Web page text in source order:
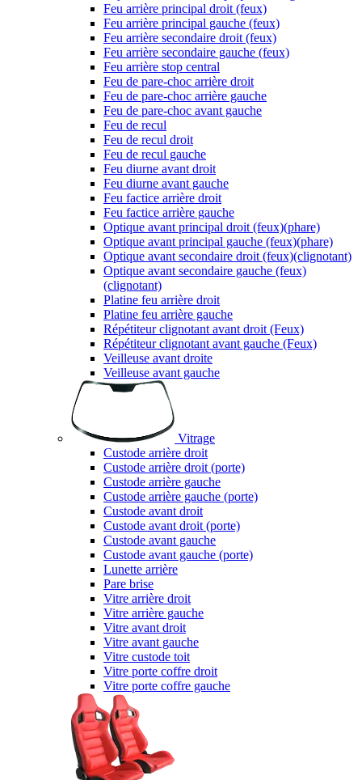
Feu arrière principal droit (feux)
Feu arrière principal gauche (feux)
Feu arrière secondaire droit (feux)
Feu arrière secondaire gauche (feux)
Feu arrière stop central
Feu de pare-choc arrière droit
Feu de pare-choc arrière gauche
Feu de pare-choc avant gauche
Feu de recul
Feu de recul droit
Feu de recul gauche
Feu diurne avant droit
Feu diurne avant gauche
Feu factice arrière droit
Feu factice arrière gauche
Optique avant principal droit (feux)(phare)
Optique avant principal gauche (feux)(phare)
Optique avant secondaire droit (feux)(clignotant)
Optique avant secondaire gauche (feux)
(clignotant)
Platine feu arrière droit
Platine feu arrière gauche
Répétiteur clignotant avant droit (Feux)
Répétiteur clignotant avant gauche (Feux)
Veilleuse avant droite
Veilleuse avant gauche
Vitrage
Custode arrière droit
Custode arrière droit (porte)
Custode arrière gauche
Custode arrière gauche (porte)
Custode avant droit
Custode avant droit (porte)
Custode avant gauche
Custode avant gauche (porte)
Lunette arrière
Pare brise
Vitre arrière droit
Vitre arrière gauche
Vitre avant droit
Vitre avant gauche
Vitre custode toit
Vitre porte coffre droit
Vitre porte coffre gauche